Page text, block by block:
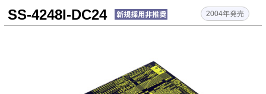
各種ダウンロード
会社情報
SS-4248I-DC24 2004年発売